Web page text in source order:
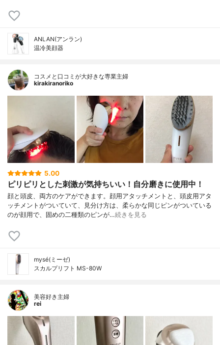
ANLAN(アンラン)
温冷美顔器
コスメと口コミが大好きな専業主婦
kirakiranoriko
5.00
ピリピリとした刺激が気持ちいい！自分磨きに使用中！
顔と頭皮、両方のケアができます。顔用アタッチメントと、頭皮用アタ
ッチメントがついていて、見分け方は、柔らかな同じピンがついている
のが顔用で、固めの二種類のピンが…続きを見る
mysé(ミーゼ)
スカルプリフト MS-80W
美容好き主婦
rei